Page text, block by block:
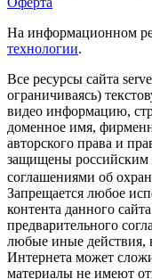
На информационном
технологии.
Все ресурсы сайта
ограничиваясь)
видео информацию,
доменное имя,
авторского права и
защищены российским
соглашениями об
Запрещается любое
контента данного
предварительного
любые иные действия,
Интернета может
материалы не имеют